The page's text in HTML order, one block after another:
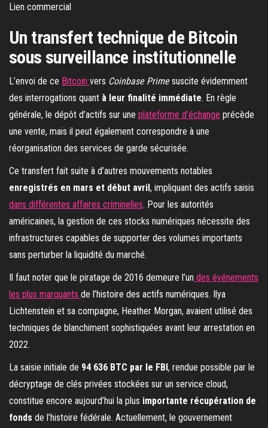
Lien commercial
Un transfert technique de Bitcoin
sous surveillance institutionnelle
L’envoi de ce Bitcoin vers Coinbase Primesuscite évidemment
des interrogations quant à leur finalité immédiate. En règle
générale, le dépôt d’actifs sur une plateforme d’échange précède
une vente, mais il peut également correspondre à une
réorganisation des services de garde sécurisée.
Ce transfert fait suite à d’autres mouvements notables
enregistrés en mars et début avril, impliquant des actifs saisis
dans différentes affaires criminelles. Pour les autorités
américaines, la gestion de ces stocks numériques nécessite des
infrastructures capables de supporter des volumes importants
sans perturber la liquidité du marché.
Il faut noter que le piratage de 2016 demeure l’un des événements
les plus marquants de l’histoire des actifs numériques. Ilya
Lichtenstein et sa compagne, Heather Morgan, avaient utilisé des
techniques de blanchiment sophistiquées avant leur arrestation en
2022.
La saisie initiale de 94 636 BTC par le FBI, rendue possible par le
décryptage de clés privées stockées sur un service cloud,
constitue encore aujourd’hui la plus importante récupération de
fonds de l’histoire fédérale. Actuellement, le gouvernement